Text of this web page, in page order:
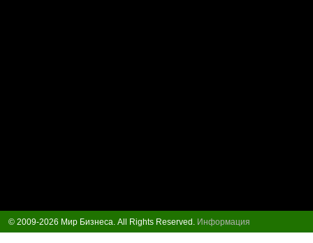
© 2009-2026 Мир Бизнеса. All Rights Reserved. Информация